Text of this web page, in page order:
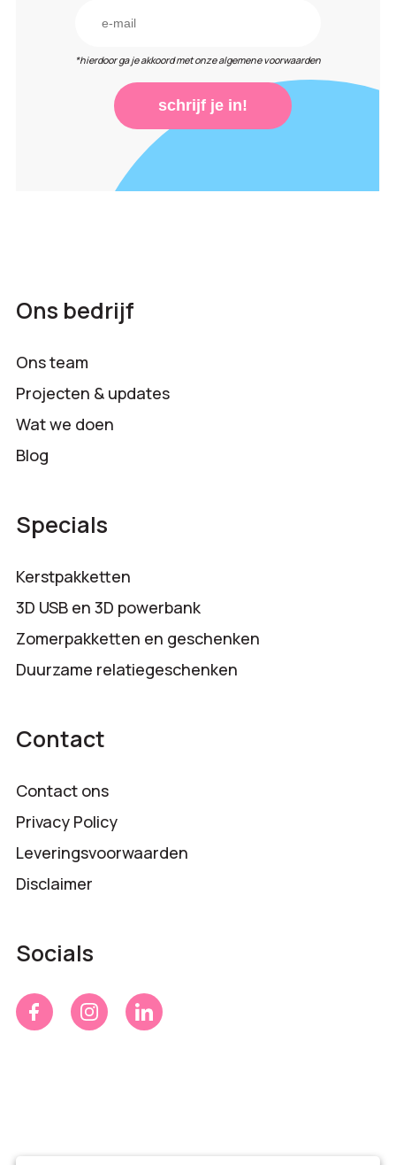
*hierdoor ga je akkoord met onze algemene voorwaarden
schrijf je in!
Ons bedrijf
Ons team
Projecten & updates
Wat we doen
Blog
Specials
Kerstpakketten
3D USB en 3D powerbank
Zomerpakketten en geschenken
Duurzame relatiegeschenken
Contact
Contact ons
Privacy Policy
Leveringsvoorwaarden
Disclaimer
Socials